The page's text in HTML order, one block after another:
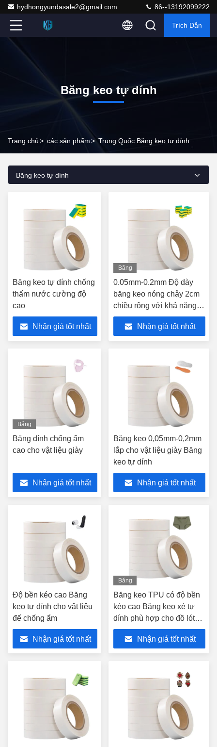
hydhongyundasale2@gmail.com 86--13192099222
Trích Dẫn
Băng keo tự dính
Trang chủ> các sản phẩm> Trung Quốc Băng keo tự dính
Băng keo tự dính
Băng keo tự dính chống
thấm nước cường độ
cao
Nhận giá tốt nhất
Băng
hình
0.05mm-0.2mm Độ dày
băng keo nóng chảy 2cm
chiều rộng với khả năng
chống nhiệt độ cao
Nhận giá tốt nhất
Băng
hình
Băng dính chống ẩm
cao cho vật liệu giày
Nhận giá tốt nhất
Băng keo 0,05mm-0,2mm
lắp cho vật liệu giày Băng
keo tự dính
Nhận giá tốt nhất
Độ bền kéo cao Băng
keo tự dính cho vật liệu
đế chống ẩm
Nhận giá tốt nhất
Băng
hình
Băng keo TPU có độ bền
kéo cao Băng keo xé tự
dính phù hợp cho đồ lót
liền mạch
Nhận giá tốt nhất